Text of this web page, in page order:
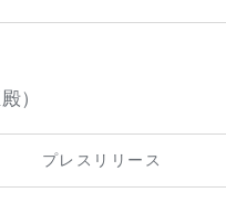
）
プレスリリース